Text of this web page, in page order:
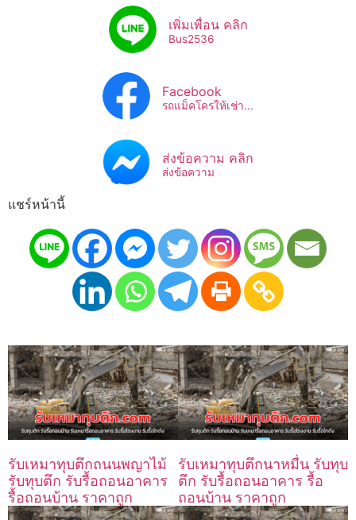
เพิ่มเพื่อน คลิก
Bus2536​
Facebook
รถแม็คโครให้เช่า...
ส่งข้อความ คลิก
ส่งข้อความ
แชร์หน้านี้
รับเหมาทุบตึกถนนพญาไม้
รับทุบตึก รับรื้อถอนอาคาร
รื้อถอนบ้าน ราคาถูก
รับเหมาทุบตึกนาหมื่น รับทุบ
ตึก รับรื้อถอนอาคาร รื้อ
ถอนบ้าน ราคาถูก